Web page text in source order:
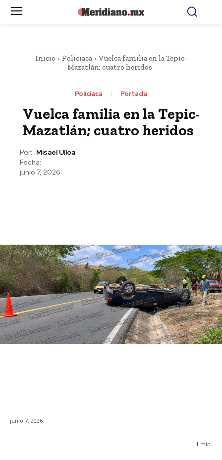
Inicio Policiaca
Vuelca familia en la Tepic-
Mazatlán; cuatro heridos
Policiaca Portada
Vuelca familia en la Tepic-
Mazatlán; cuatro heridos
Por: Misael Ulloa
Fecha:
junio 7, 2026
junio 7, 2026
1 min.